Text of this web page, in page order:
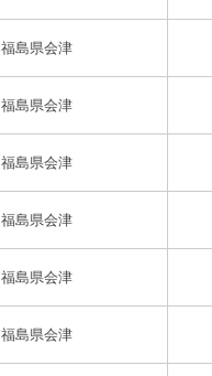
福島県会津
福島県会津
福島県会津
福島県会津
福島県会津
福島県会津